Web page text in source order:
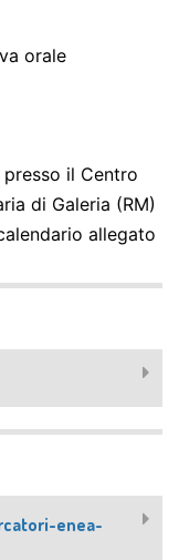
orale
presso il Centro
di Galeria (RM)
allegato
enea-